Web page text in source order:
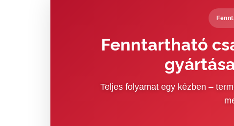
Fenntartható
Teljes folyamat egy kézben –